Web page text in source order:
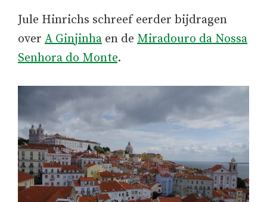
Jule Hinrichs schreef eerder bijdragen
over A Ginjinha en de Miradouro da Nossa
Senhora do Monte.